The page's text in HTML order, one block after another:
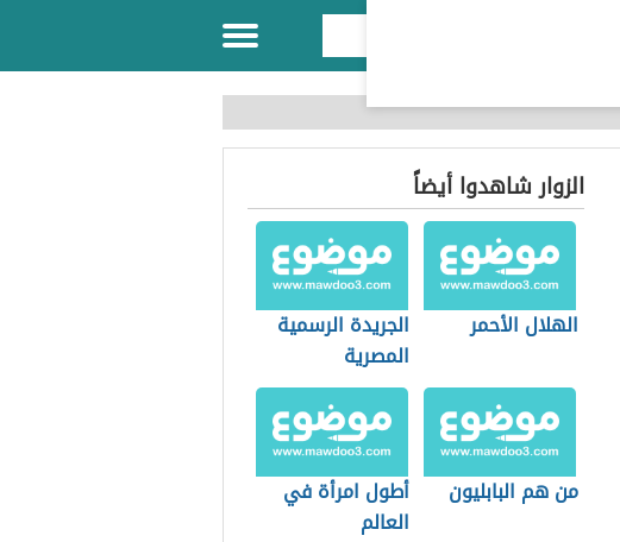
الزوار شاهدوا أيضاً
الهلال الأحمر
الجريدة الرسمية
المصرية
من هم البابليون
أطول امرأة في
العالم